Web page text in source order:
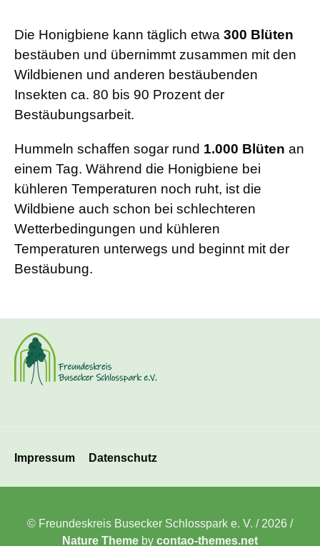
Die Honigbiene kann täglich etwa 300 Blüten
bestäuben und übernimmt zusammen mit den
Wildbienen und anderen bestäubenden
Insekten ca. 80 bis 90 Prozent der
Bestäubungsarbeit.
Hummeln schaffen sogar rund 1.000 Blüten an
einem Tag. Während die Honigbiene bei
kühleren Temperaturen noch ruht, ist die
Wildbiene auch schon bei schlechteren
Wetterbedingungen und kühleren
Temperaturen unterwegs und beginnt mit der
Bestäubung.
überspringen
Impressum Datenschutz
© Freundeskreis Busecker Schlosspark e. V. / 2026 /
Nature Theme by contao-themes.net